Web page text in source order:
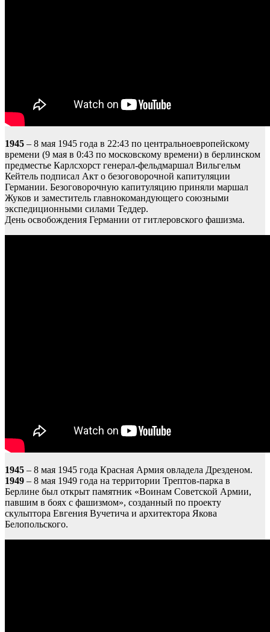
1945 – 8 мая 1945 года в 22:43 по центральноевропейскому
времени (9 мая в 0:43 по московскому времени) в берлинском
предместье Карлсхорст генерал-фельдмаршал Вильгельм
Кейтель подписал Акт о безоговорочной капитуляции
Германии. Безоговорочную капитуляцию приняли маршал
Жуков и заместитель главнокомандующего союзными
экспедиционными силами Теддер.
День освобождения Германии от гитлеровского фашизма.
1945 – 8 мая 1945 года Красная Армия овладела Дрезденом.
1949 – 8 мая 1949 года на территории Трептов-парка в
Берлине был открыт памятник «Воинам Советской Армии,
павшим в боях с фашизмом», созданный по проекту
скульптора Евгения Вучетича и архитектора Якова
Белопольского.